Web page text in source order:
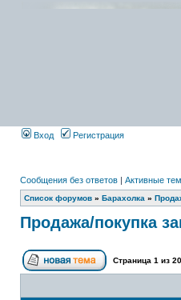
Вход Регистрация
Сообщения без ответов | Активные
Список форумов » Барахолка »
Продажа/покупка
Страница 1 из 20